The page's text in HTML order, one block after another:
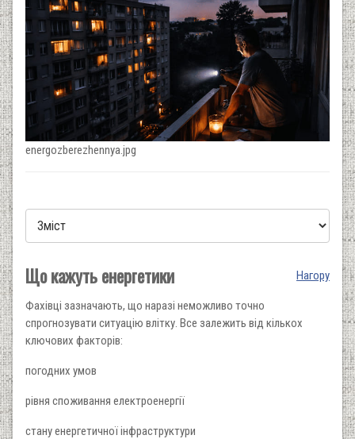
energozberezhennya.jpg
Нагору
Що кажуть енергетики
Фахівці зазначають, що наразі неможливо точно
спрогнозувати ситуацію влітку. Все залежить від кількох
ключових факторів:
погодних умов
рівня споживання електроенергії
стану енергетичної інфраструктури